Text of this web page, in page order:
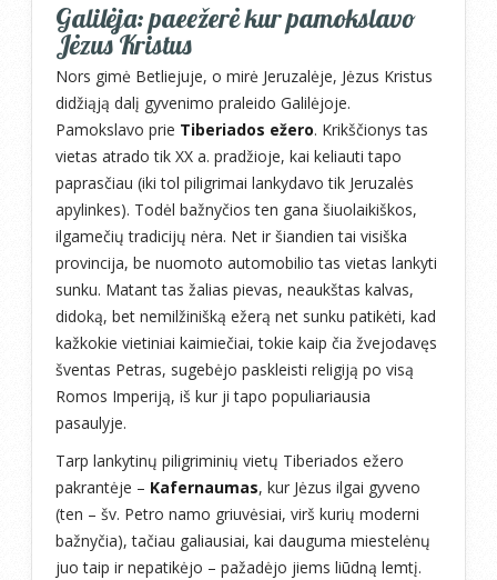
Galilėja: paeežerė kur pamokslavo
Jėzus Kristus
Nors gimė Betliejuje, o mirė Jeruzalėje, Jėzus Kristus
didžiąją dalį gyvenimo praleido Galilėjoje.
Pamokslavo prie Tiberiados ežero. Krikščionys tas
vietas atrado tik XX a. pradžioje, kai keliauti tapo
paprasčiau (iki tol piligrimai lankydavo tik Jeruzalės
apylinkes). Todėl bažnyčios ten gana šiuolaikiškos,
ilgamečių tradicijų nėra. Net ir šiandien tai visiška
provincija, be nuomoto automobilio tas vietas lankyti
sunku. Matant tas žalias pievas, neaukštas kalvas,
didoką, bet nemilžinišką ežerą net sunku patikėti, kad
kažkokie vietiniai kaimiečiai, tokie kaip čia žvejodavęs
šventas Petras, sugebėjo paskleisti religiją po visą
Romos Imperiją, iš kur ji tapo populiariausia
pasaulyje.
Tarp lankytinų piligriminių vietų Tiberiados ežero
pakrantėje – Kafernaumas, kur Jėzus ilgai gyveno
(ten – šv. Petro namo griuvėsiai, virš kurių moderni
bažnyčia), tačiau galiausiai, kai dauguma miestelėnų
juo taip ir nepatikėjo – pažadėjo jiems liūdną lemtį.